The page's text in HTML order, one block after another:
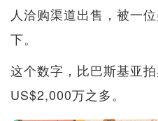
人洽购渠道出售，被一
下。
这个数字，比巴斯基亚
US$2,000万之多。